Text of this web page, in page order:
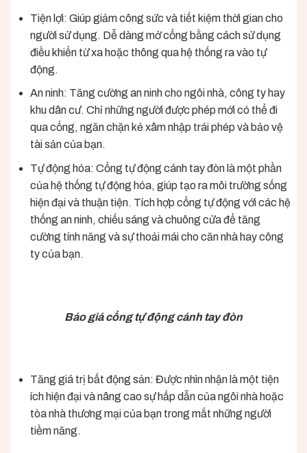
Tiện lợi: Giúp giảm công sức và tiết kiệm thời gian cho
người sử dụng. Dễ dàng mở cổng bằng cách sử dụng
điều khiển từ xa hoặc thông qua hệ thống ra vào tự
động.
An ninh: Tăng cường an ninh cho ngôi nhà, công ty hay
khu dân cư. Chỉ những người được phép mới có thể đi
qua cổng, ngăn chặn kẻ xâm nhập trái phép và bảo vệ
tài sản của bạn.
Tự động hóa: Cổng tự động cánh tay đòn là một phần
của hệ thống tự động hóa, giúp tạo ra môi trường sống
hiện đại và thuận tiện. Tích hợp cổng tự động với các hệ
thống an ninh, chiếu sáng và chuông cửa để tăng
cường tính năng và sự thoải mái cho căn nhà hay công
ty của bạn.
Báo giá cổng tự động cánh tay đòn
Tăng giá trị bất động sản: Được nhìn nhận là một tiện
ích hiện đại và nâng cao sự hấp dẫn của ngôi nhà hoặc
tòa nhà thương mại của bạn trong mắt những người
tiềm năng.